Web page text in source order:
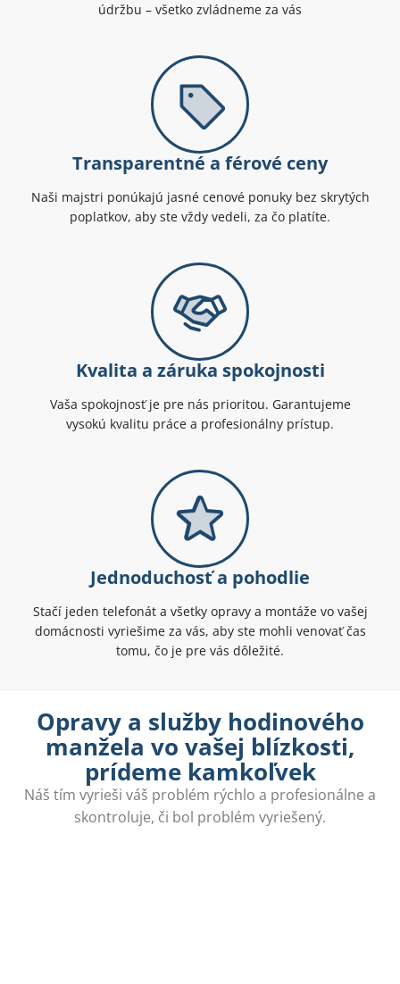
údržbu – všetko zvládneme za vás
Transparentné a férové ceny
Naši majstri ponúkajú jasné cenové ponuky bez skrytých
poplatkov, aby ste vždy vedeli, za čo platíte.
Kvalita a záruka spokojnosti
Vaša spokojnosť je pre nás prioritou. Garantujeme
vysokú kvalitu práce a profesionálny prístup.
Jednoduchosť a pohodlie
Stačí jeden telefonát a všetky opravy a montáže vo vašej
domácnosti vyriešime za vás, aby ste mohli venovať čas
tomu, čo je pre vás dôležité.
Opravy a služby hodinového
manžela vo vašej blízkosti,
prídeme kamkoľvek
Náš tím vyrieši váš problém rýchlo a profesionálne a
skontroluje, či bol problém vyriešený.